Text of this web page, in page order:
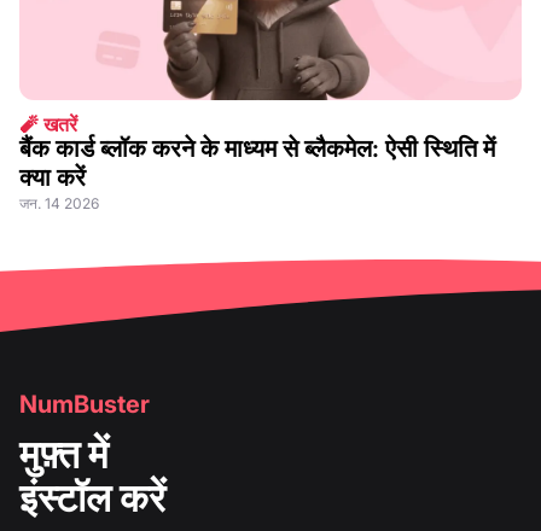
🧨 खतरें
बैंक कार्ड ब्लॉक करने के माध्यम से ब्लैकमेल: ऐसी स्थिति में
क्या करें
जन. 14 2026
NumBuster
मुफ़्त में
इंस्टॉल करें